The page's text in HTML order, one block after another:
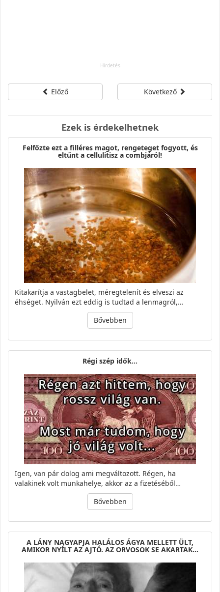
Előző Következő
Ezek is érdekelhetnek
Felfőzte ezt a filléres magot, rengeteget fogyott, és
eltűnt a cellulitisz a combjáról!
Kitakarítja a vastagbelet, méregtelenít és elveszi az
éhséget. Nyilván ezt eddig is tudtad a lenmagról,…
Bővebben
Régi szép idők...
Igen, van pár dolog ami megváltozott. Régen, ha
valakinek volt munkahelye, akkor az a fizetéséből…
Bővebben
A LÁNY NAGYAPJA HALÁLOS ÁGYA MELLETT ÜLT,
AMIKOR NYÍLT AZ AJTÓ. AZ ORVOSOK SE AKARTAK…